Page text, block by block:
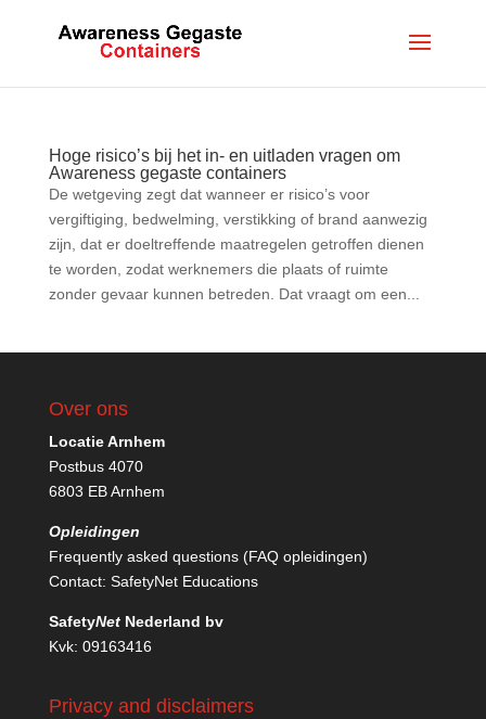
Hoge risico’s bij het in- en uitladen vragen om
Awareness gegaste containers
De wetgeving zegt dat wanneer er risico’s voor
vergiftiging, bedwelming, verstikking of brand aanwezig
zijn, dat er doeltreffende maatregelen getroffen dienen
te worden, zodat werknemers die plaats of ruimte
zonder gevaar kunnen betreden. Dat vraagt om een...
Over ons
Locatie Arnhem
Postbus 4070
6803 EB Arnhem
Opleidingen
Frequently asked questions (FAQ opleidingen)
Contact: SafetyNet Educations
SafetyNetNederland bv
Kvk: 09163416
Privacy and disclaimers